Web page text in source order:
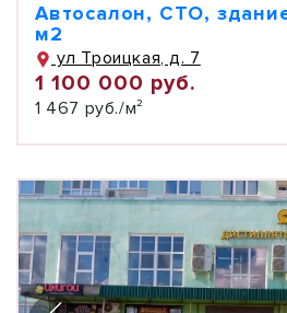
Автосалон, СТО,
м2
ул Троицкая, д. 7
1 100 000 руб.
1 467 руб./м²